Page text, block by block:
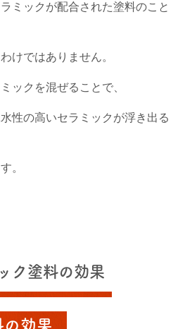
ミックが配合された塗料のこと
けではありません。
ックを混ぜることで、
性の高いセラミックが浮き出る
。
ク塗料の効果
効果